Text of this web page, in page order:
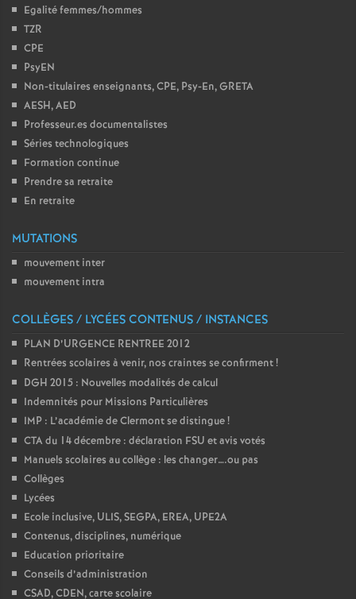
Egalité femmes/hommes
TZR
CPE
PsyEN
Non-titulaires enseignants, CPE, Psy-En, GRETA
AESH, AED
Professeur.es documentalistes
Séries technologiques
Formation continue
Prendre sa retraite
En retraite
MUTATIONS
mouvement inter
mouvement intra
COLLÈGES / LYCÉES CONTENUS / INSTANCES
PLAN D’URGENCE RENTREE 2012
Rentrées scolaires à venir, nos craintes se confirment!
DGH 2015 : Nouvelles modalités de calcul
Indemnités pour Missions Particulières
IMP : L’académie de Clermont se distingue!
CTA du 14 décembre : déclaration FSU et avis votés
Manuels scolaires au collège : les changer….ou pas
Collèges
Lycées
Ecole inclusive, ULIS, SEGPA, EREA, UPE2A
Contenus, disciplines, numérique
Education prioritaire
Conseils d’administration
CSAD, CDEN, carte scolaire